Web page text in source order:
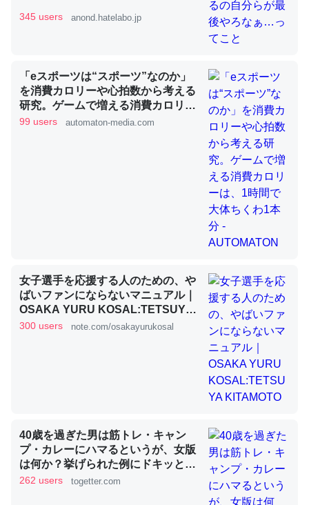
昆虫ってカルシウム少ないのか。知らんかった。調べたら
コオロギのカルシウム分はエビの600分の1程度。
─ニュース :: 【研究発表】昆虫学の大問題＝「昆虫はなぜ海にいな
論文では「淡水はカルシウムも酸素も不足してて両方に不
利だから両方が拮抗してるのでは」とあって面白い。海に
いる鋏角類（カブトガニ・ウミグモ）はカルシウムを使わ
ずキチンを強化してる筈だが、酵素が違うのか？
─ニュース :: 【研究発表】昆虫学の大問題＝「昆虫はなぜ海にいな
これを元に考えるとカルシウムを大量に使う脊椎動物と貝
類は苦労してるんだな…。腹足類だと殻を無くしてナメク
─ニュース :: 【研究発表】昆虫学の大問題＝「昆虫はなぜ海にいな
ウチもEchoを実家に置いて４年。でたまに覗いてる。ぼ
ちぼちRingも置こうかと画策中。あと、Googleマップで
位置情報を共有してる。電池残量や充電中かが分かるので
345 users anond.hatelabo.jp
「eスポーツは“スポーツ”なのか」
を消費カロリーや心拍数から考える
研究。ゲームで増える消費カロリー
は、1時間で大体ちくわ1本分 -
99 users automaton-media.com
女子選手を応援する人のための、や
ばいファンにならないマニュアル｜
OSAKA YURU KOSAL:TETSUYA
KITAMOTO
300 users note.com/osakayurukosal
40歳を過ぎた男は筋トレ・キャン
プ・カレーにハマるというが、女版
は何か？挙げられた例にドキッとす
る「当てはまって笑った」
262 users togetter.com